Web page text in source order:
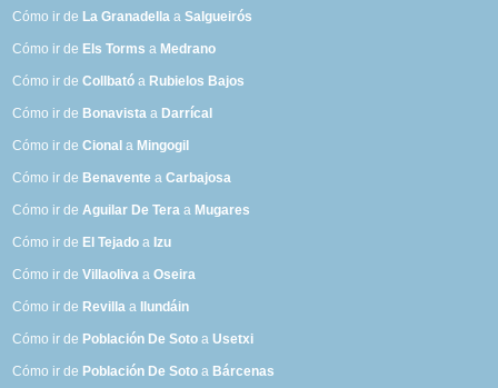
Cómo ir de La Granadella aSalgueirós
Cómo ir de Els Torms a Medrano
Cómo ir deCollbató a Rubielos Bajos
Cómo ir de Bonavista a Darrícal
Cómo ir deCional a Mingogil
Cómo ir de Benavente aCarbajosa
Cómo ir deAguilar De Tera a Mugares
Cómo ir de El Tejado a Izu
Cómo ir deVillaoliva aOseira
Cómo ir de Revilla a Ilundáin
Cómo ir de Población De Soto aUsetxi
Cómo ir de Población De Soto a Bárcenas